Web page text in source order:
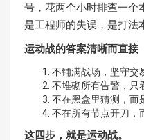
号，花两个小时排查一个
是工程师的失误，是打法
运动战的答案清晰而直接
不铺满战场，坚守交
不堆砌所有告警，只
不在黑盒里猜测，而
不在所有节点开刀，
这四步，就是运动战。